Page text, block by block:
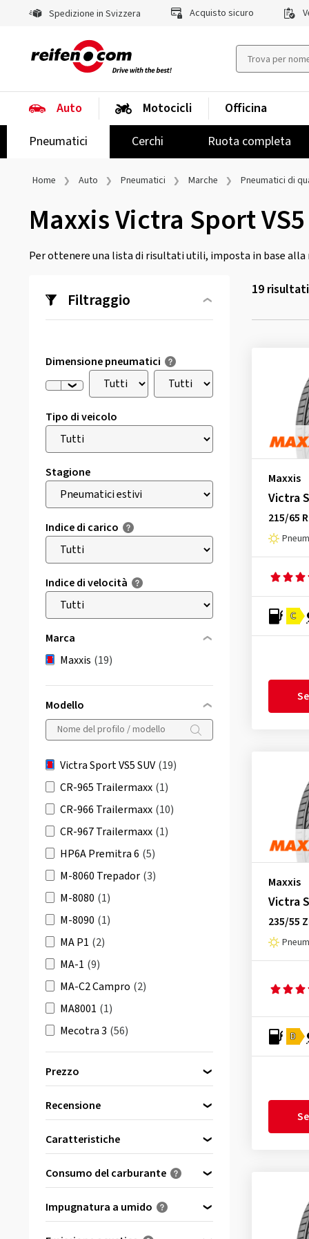
Spedizione in Svizzera Acquisto sicuro
Auto
Pneumatici
Cerchi Ruota completa
Motocicli Officina
Home Auto Pneumatici Marche Pneumatici di
Maxxis Victra Sport VS5
Per ottenere una lista di risultati utili, imposta in base
Filtraggio
Dimensione pneumatici
Tipo di veicolo
Stagione
Indice di carico
Indice di velocità
Marca
Maxxis (19)
Modello
Victra Sport VS5 SUV (19)
CR-965 Trailermaxx (1)
CR-966 Trailermaxx (10)
CR-967 Trailermaxx (1)
HP6A Premitra 6 (5)
M-8060 Trepador (3)
M-8080 (1)
M-8090 (1)
MA P1 (2)
MA-1 (9)
MA-C2 Campro (2)
MA8001 (1)
Mecotra 3 (56)
Mecotra 3+(1)
MT-764 Bighorn POR
Premitra HP5(37)
Premitra HP6
UE-168(1)
UE-168N (7)
Prezzo
von
bis
Recensione
Caratteristiche
Bordino salvacerchio(16)
Consumo del carburante
B (1)
Impugnatura a umido
19
Maxxis
Victra
215/65
C
Maxxis
Victra
235/55
D